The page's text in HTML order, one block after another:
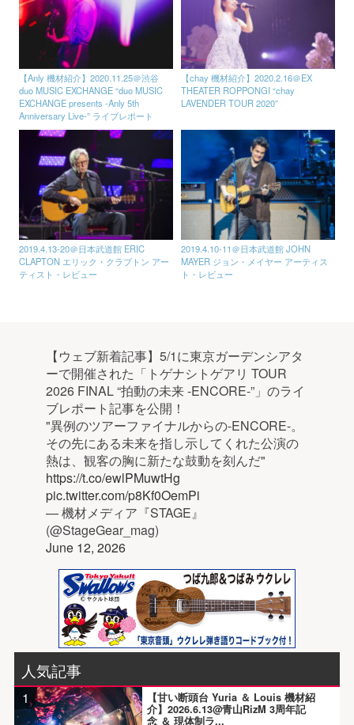
【Anly 機材紹介】2020.11.25＠渋谷
duo MUSIC EXCHANGE “duo MUSIC
EXCHANGE presents -Anly 5th
Anniversary Live-” ライブレポート
【chay 機材紹介】2020.2.16＠EX
THEATER ROPPONGI “chay
LAVENDER TOUR 2020”
2019.4.13-20＠日本武道館 ERIC
CLAPTON エリック・クラプトン アー
ティスト・レビュー
2019.4.10-11＠日本武道館 JOHN
MAYER ジョン・メイヤー アーティス
ト・レビュー
【ウェブ新着記事】5/1に東京ガーデンシアタ
ーで開催された「トゲナシトゲアリ TOUR
2026 FINAL “拍動の未来 -ENCORE-”」のライ
ブレポート記事を公開！
"異例のツアーファイナルからの-ENCORE-。
その先にある未来を指し示してくれた公演の
熱は、観客の胸に新たな鼓動を刻んだ"
https://t.co/ewlPMuwtHg
pic.twitter.com/p8Kf0OemPi
— 機材メディア『STAGE』
(@StageGear_mag)
June 12, 2026
人気記事
1
【甘い断頭台 Yuria ＆ Louis 機材紹
介】2026.6.13@青山RizM 3周年記
念 ＆ 現体制ラ...